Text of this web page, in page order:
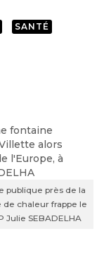
SANTÉ
publique près de la
de chaleur frappe le
Julie SEBADELHA